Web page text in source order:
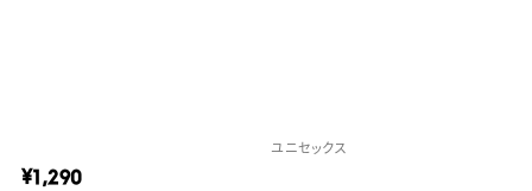
¥1,290
ユニセックス